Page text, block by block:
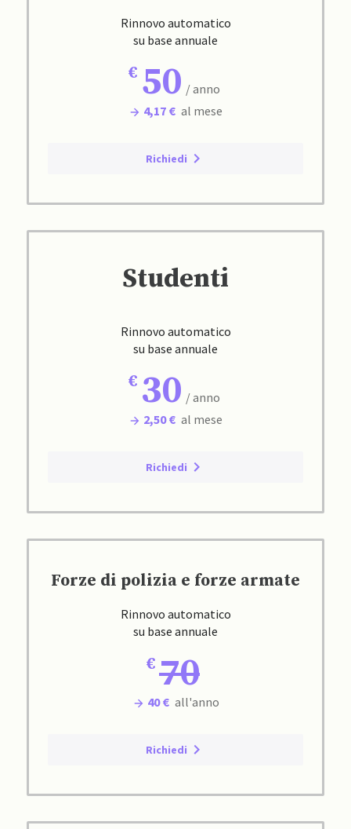
Rinnovo automatico
su base annuale
50 / anno
4,17 € al mese
Richiedi
Studenti
Rinnovo automatico
su base annuale
30 / anno
2,50 € al mese
Richiedi
Forze di polizia e forze armate
Rinnovo automatico
su base annuale
70
40 € all'anno
Richiedi